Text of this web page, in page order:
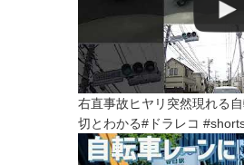
右直事故ヒヤリ突然現れる
切とわかる#ドラレコ